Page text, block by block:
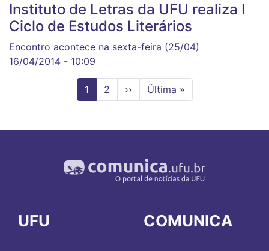
Instituto de Letras da UFU realiza I
Ciclo de Estudos Literários
Encontro acontece na sexta-feira (25/04)
16/04/2014 - 10:09
Página
atual
1 Page
2
Próxima
página
››
Última
página
Ültima »
UFU COMUNICA